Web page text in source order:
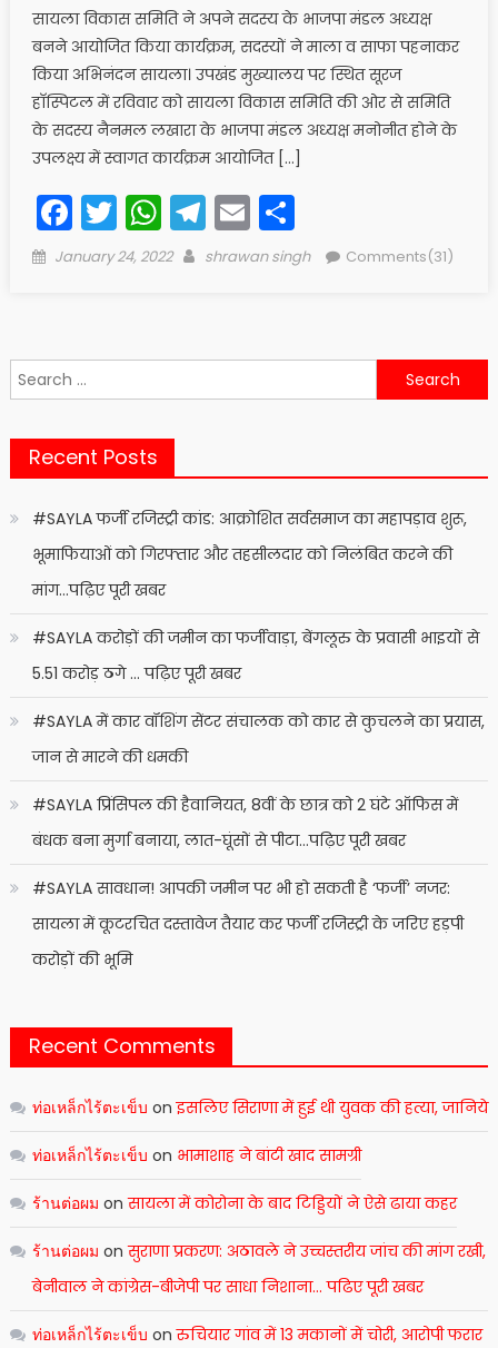
सायला विकास समिति ने अपने सदस्य के भाजपा मंडल अध्यक्ष
बनने आयोजित किया कार्यक्रम, सदस्यों ने माला व साफा पहनाकर
किया अभिनंदन सायला। उपखंड मुख्यालय पर स्थित सूरज
हाॅस्पिटल में रविवार को सायला विकास समिति की ओर से समिति
के सदस्य नैनमल लखारा के भाजपा मंडल अध्यक्ष मनोनीत होने के
उपलक्ष्य में स्वागत कार्यक्रम आयोजित […]
Facebook
Twitter
WhatsApp
Telegram
EmailShare
Posted
January 24, 2022 Author
shrawan singh Comments(31)
Search
for:
Recent Posts
#SAYLA फर्जी रजिस्ट्री कांड: आक्रोशित सर्वसमाज का महापड़ाव शुरू,
भूमाफियाओं को गिरफ्तार और तहसीलदार को निलंबित करने की
मांग…पढ़िए पूरी खबर
#SAYLA करोड़ों की जमीन का फर्जीवाड़ा, बेंगलूरु के प्रवासी भाइयों से
5.51 करोड़ ठगे … पढ़िए पूरी खबर
#SAYLA में कार वॉशिंग सेंटर संचालक को कार से कुचलने का प्रयास,
जान से मारने की धमकी
#SAYLA प्रिंसिपल की हैवानियत, 8वीं के छात्र को 2 घंटे ऑफिस में
बंधक बना मुर्गा बनाया, लात-घूंसों से पीटा…पढ़िए पूरी खबर
#SAYLA सावधान! आपकी जमीन पर भी हो सकती है ‘फर्जी’ नजर:
सायला में कूटरचित दस्तावेज तैयार कर फर्जी रजिस्ट्री के जरिए हड़पी
करोड़ों की भूमि
Recent Comments
ท่อเหล็กไร้ตะเข็บ onइसलिए सिराणा में हुई थी युवक की हत्या, जानिये
ท่อเหล็กไร้ตะเข็บ on भामाशाह ने बांटी खाद सामग्री
ร้านต่อผม onसायला में कोरोना के बाद टिड्डियों ने ऐसे ढाया कहर
ร้านต่อผม onसुराणा प्रकरण: अठावले ने उच्चस्तरीय जांच की मांग रखी,
बेनीवाल ने कांग्रेस-बीजेपी पर साधा निशाना… पढिए पूरी खबर
ท่อเหล็กไร้ตะเข็บ onरुचियार गांव में 13 मकानों में चोरी, आरोपी फरार